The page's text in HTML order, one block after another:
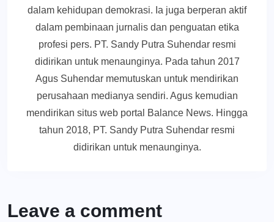
dalam kehidupan demokrasi. Ia juga berperan aktif
dalam pembinaan jurnalis dan penguatan etika
profesi pers. PT. Sandy Putra Suhendar resmi
didirikan untuk menaunginya. Pada tahun 2017
Agus Suhendar memutuskan untuk mendirikan
perusahaan medianya sendiri. Agus kemudian
mendirikan situs web portal Balance News. Hingga
tahun 2018, PT. Sandy Putra Suhendar resmi
didirikan untuk menaunginya.
Leave a comment